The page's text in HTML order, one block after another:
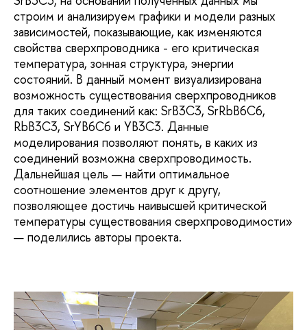
строим и анализируем графики и модели разных
зависимостей, показывающие, как изменяются
свойства сверхпроводника - его критическая
температура, зонная структура, энергии
состояний. В данный момент визуализирована
возможность существования сверхпроводников
для таких соединений как: SrB3C3, SrRbB6C6,
RbB3C3, SrYB6C6 и YB3C3. Данные
моделирования позволяют понять, в каких из
соединений возможна сверхпроводимость.
Дальнейшая цель — найти оптимальное
соотношение элементов друг к другу,
позволяющее достичь наивысшей критической
температуры существования сверхпроводимости»
— поделились авторы проекта.